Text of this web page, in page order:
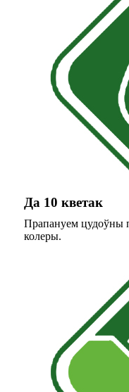
Да 10 кветак
Прапануем цудоўны
колеры.